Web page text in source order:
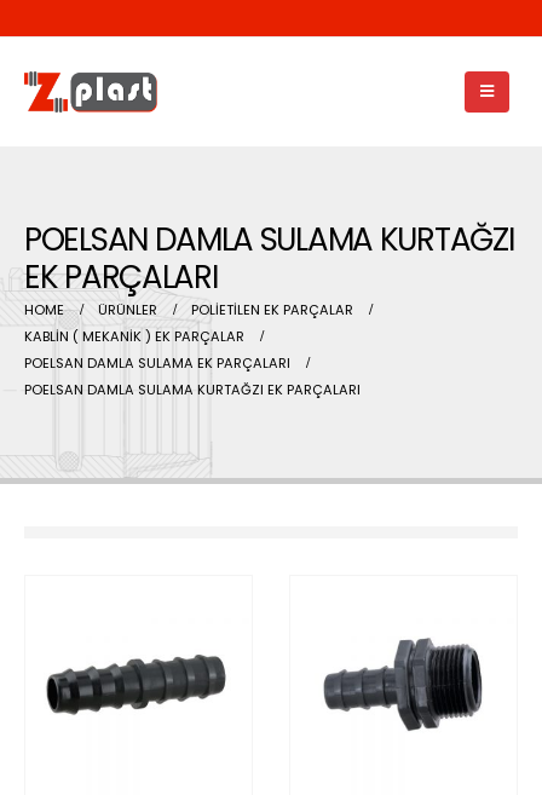
POELSAN DAMLA SULAMA KURTAĞZI
EK PARÇALARI
HOME ÜRÜNLER
POLİETİLEN EK PARÇALAR
KABLİN ( MEKANİK ) EK PARÇALAR
POELSAN DAMLA SULAMA EK PARÇALARI
POELSAN DAMLA SULAMA KURTAĞZI EK PARÇALARI